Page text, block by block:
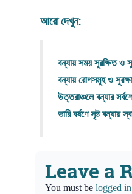
আরো দেখুন:
বন্যায় সময় সুরক্ষিত ও
বন্যায় রোগসমুহ ও
উত্তরাঞ্চলে বন্যার
ভারি বর্ষণে সৃষ্ট বন্যায়
Leave a
You must be logged in